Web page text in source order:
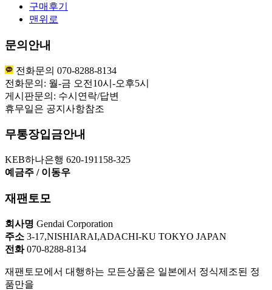
구매후기
맨위로
문의안내
전화문의 070-8288-8134
전화문의: 월-금 오전10시-오후5시
게시판문의: 수시연락/답변
휴무일은 공지사항참조
무통장입금안내
KEB하나은행 620-191158-325
예금주 / 이동우
재팬토모
회사명 Gendai Corporation
주소 3-17,NISHIARAI,ADACHI-KU TOKYO JAPAN
전화070-8288-8134
재팬토모에서 대행하는 모든상품은 일본에서 정식제조된 정
품만을